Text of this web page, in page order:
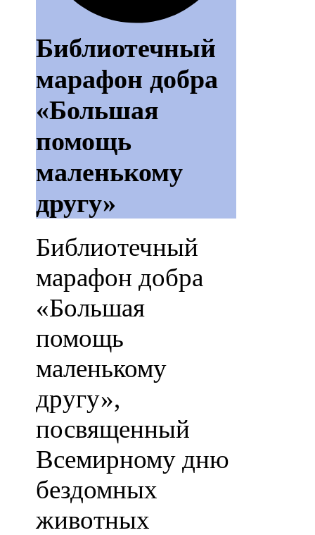
Библиотечный
марафон добра
«Большая
помощь
маленькому
другу»
Библиотечный
марафон добра
«Большая
помощь
маленькому
другу»,
посвященный
Всемирному дню
бездомных
животных